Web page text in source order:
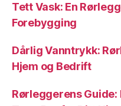
Tett Vask: En
Forebygging
Dårlig Vanntrykk:
Hjem og Bedrift
Rørleggerens